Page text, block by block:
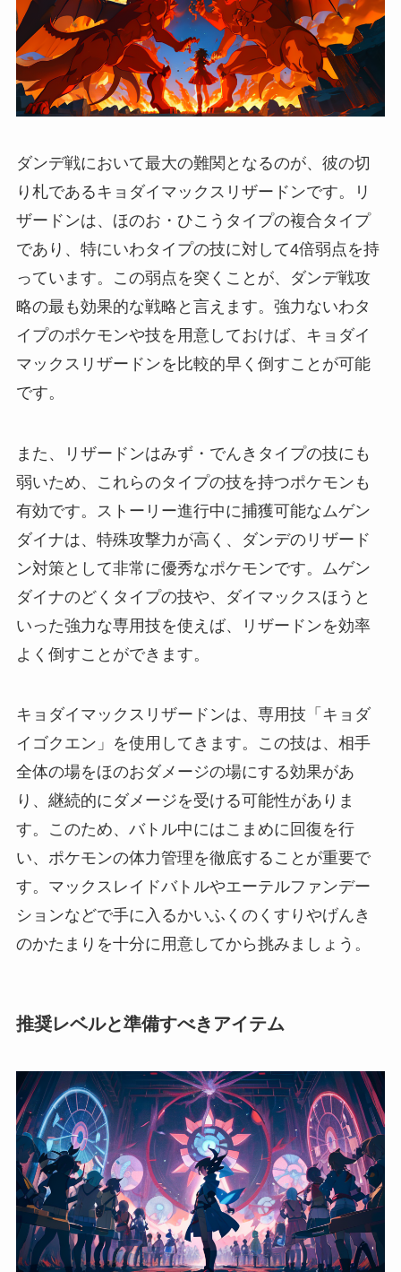
ダンデ戦において最大の難関となるのが、彼の切
り札であるキョダイマックスリザードンです。リ
ザードンは、ほのお・ひこうタイプの複合タイプ
であり、特にいわタイプの技に対して4倍弱点を持
っています。この弱点を突くことが、ダンデ戦攻
略の最も効果的な戦略と言えます。強力ないわタ
イプのポケモンや技を用意しておけば、キョダイ
マックスリザードンを比較的早く倒すことが可能
です。
また、リザードンはみず・でんきタイプの技にも
弱いため、これらのタイプの技を持つポケモンも
有効です。ストーリー進行中に捕獲可能なムゲン
ダイナは、特殊攻撃力が高く、ダンデのリザード
ン対策として非常に優秀なポケモンです。ムゲン
ダイナのどくタイプの技や、ダイマックスほうと
いった強力な専用技を使えば、リザードンを効率
よく倒すことができます。
キョダイマックスリザードンは、専用技「キョダ
イゴクエン」を使用してきます。この技は、相手
全体の場をほのおダメージの場にする効果があ
り、継続的にダメージを受ける可能性がありま
す。このため、バトル中にはこまめに回復を行
い、ポケモンの体力管理を徹底することが重要で
す。マックスレイドバトルやエーテルファンデー
ションなどで手に入るかいふくのくすりやげんき
のかたまりを十分に用意してから挑みましょう。
推奨レベルと準備すべきアイテム